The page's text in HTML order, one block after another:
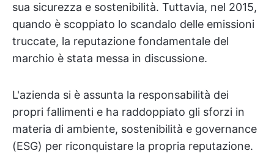
sua sicurezza e sostenibilità. Tuttavia, nel 2015,
quando è scoppiato lo scandalo delle emissioni
truccate, la reputazione fondamentale del
marchio è stata messa in discussione.
L'azienda si è assunta la responsabilità dei
propri fallimenti e ha raddoppiato gli sforzi in
materia di ambiente, sostenibilità e governance
(ESG) per riconquistare la propria reputazione.